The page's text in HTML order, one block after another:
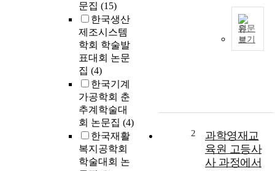
문집 (15)
한국생산
제조시스템
학회 학술발
표대회 논문
집 (4)
한국기계
가공학회 춘
추계학술대
회 논문집 (4)
한국재활
복지공학회
학술대회 논
원문
보기
2
과학영재교
육원 고등사
사 과정에서